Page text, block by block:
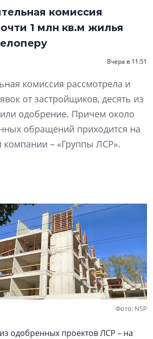
комиссия
1 млн кв.м жилья
Вчера в 11:51
комиссия рассмотрела и
от застройщиков, десять из
одобрение. Причем около
обращений приходится на
компании – «Группы ЛСР».
Фото: NSP
одобренных проектов ЛСР – на